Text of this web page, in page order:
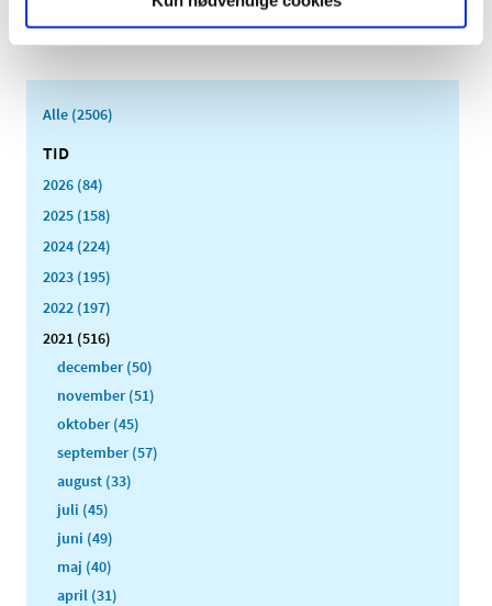
Alle (2506)
TID
2026 (84)
2025 (158)
2024 (224)
2023 (195)
2022 (197)
2021 (516)
december (50)
november (51)
oktober (45)
september (57)
august (33)
juli (45)
juni (49)
maj (40)
april (31)